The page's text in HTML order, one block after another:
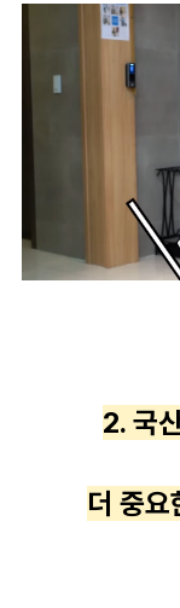
2. 국
더 중요